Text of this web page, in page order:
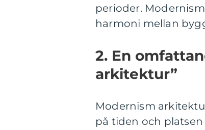
perioder.
harmoni mellan
2. En
arkitektur”
Modernism
på tiden och platsen